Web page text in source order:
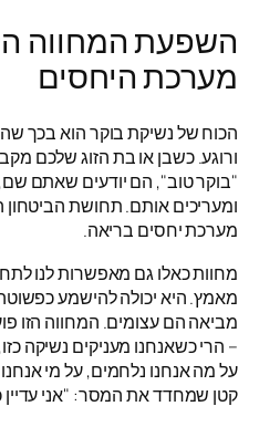
השפעת המחווה
מערכת היחסים
הכוח של נשיקת בוקר הוא בכך
ורוגע. כשבן או בת הזוג שלכם
"בוקר טוב", הם יודעים שאתם
ומעריכים אותם. תחושת הביטחון
מערכת יחסים בריאה.
מחוות כאלו גם מאפשרות לנו
מאמץ. היא יכולה להישמע
מביאה הם עצומים. המחווה הזו
– הרי כשאנחנו מעניקים נשיקה
על מה אנחנו נלחמים, על מי
קטן שמחדד את המסר: "אני עדיין